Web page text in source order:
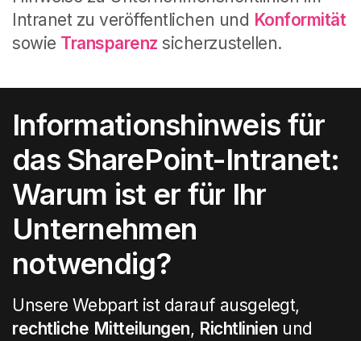
Intranet zu veröffentlichen und Konformität
sowie Transparenz sicherzustellen.
Informationshinweis für
das SharePoint-Intranet:
Warum ist er für Ihr
Unternehmen
notwendig?
Unsere Webpart ist darauf ausgelegt,
rechtliche Mitteilungen, Richtlinien und